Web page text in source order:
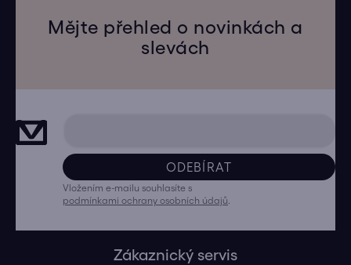
Mějte přehled o novinkách a
slevách
ODEBÍRAT
Vložením e-mailu souhlasíte s
podmínkami ochrany osobních údajů
Zákaznický servis